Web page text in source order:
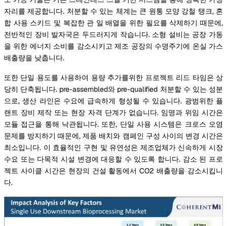
자리를 제공합니다. 처분할 수 있는 체계는 큰 원통 모양 강철 탱크, 혼
합 사용 스키드 및 복잡한 관 일 배열을 위한 필요를 삭제하기 때문에,
전반적인 장비 발자국은 두드러지게 작습니다. 소형 설비는 공장 가동
을 위한 에너지 소비를 감소시키고 제조 공장의 수명주기에 온실 가스
배출량을 낮춥니다.
또한 단일 용도를 사용하여 용량 추가를위한 프로젝트 리드 타임은 상
당히 단축됩니다. pre-assembled와 pre-qualified 처분할 수 있는 성분
으로, 생산 라인은 수요에 급속하게 형성될 수 있습니다. 광범위한 플
랜트 장비 제작 또는 현장 자격 단계가 없습니다. 임명과 위임 시간은
모듈 접근을 통해 낙관됩니다. 또한, 단일 사용 시스템은 크로스 오염
문제를 방지하기 때문에, 제품 배치와 캠페인 구성 사이의 변경 시간은
최소입니다. 이 효율적인 구현 및 유연성은 제조업체가 신속하게 시장
수요 또는 다목적 시설 변경에 대응할 수 있도록 합니다. 감소 된 프로
젝트 사이클 시간은 현장의 건설 활동에서 CO2 배출량을 감소시킵니
다.